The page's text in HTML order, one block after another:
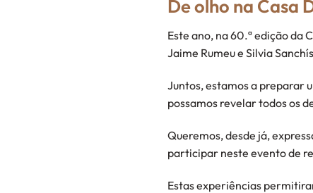
De olho na Casa
Este ano, na 60.ª edição da
Jaime Rumeu e Silvia
Juntos, estamos a preparar
possamos revelar todos os
Queremos, desde já,
participar neste evento de
Estas experiências